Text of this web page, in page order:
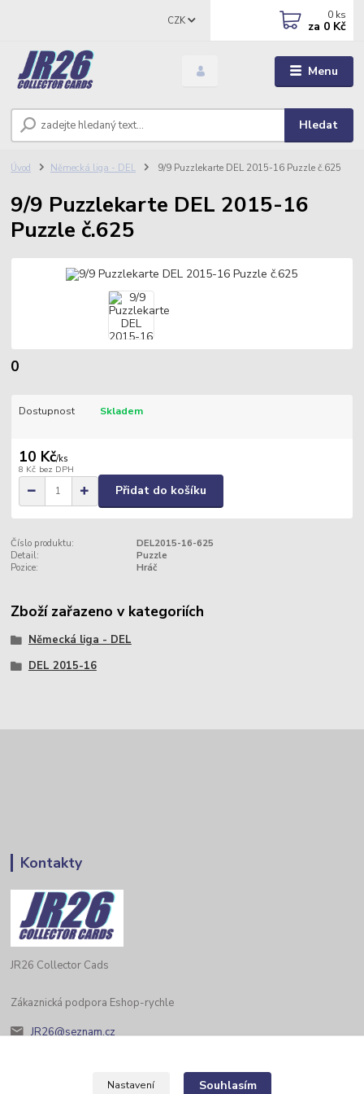
Menu
CZK
Hledat
0 ks
za 0 Kč
Úvod Německá liga - DEL 9/9 Puzzlekarte DEL 2015-16 Puzzle č.625
9/9 Puzzlekarte DEL 2015-16
Puzzle č.625
0
Dostupnost Skladem
10 Kč/ks
8 Kč bez DPH
Přidat do košíku
Číslo produktu:
DEL2015-16-625
Detail:
Puzzle
Pozice:
Hráč
Zboží zařazeno v kategoriích
Německá liga - DEL
DEL 2015-16
Kontakty
JR26 Collector Cads
Zákaznická podpora Eshop-rychle
JR26@seznam.cz
Nastavení Souhlasím